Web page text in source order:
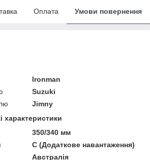
Оплата Умови повернення
Ironman
Suzuki
Jimny
характеристики
350/340 мм
C (Додаткове навантаження)
Австралія